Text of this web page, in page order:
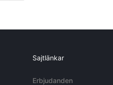
Sajtlänkar
Erbjudanden